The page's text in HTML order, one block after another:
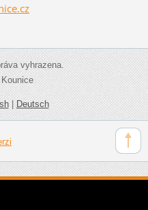
cz
vyhrazena.
|Deutsch